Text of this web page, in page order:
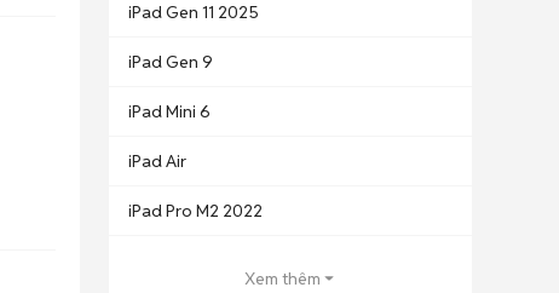
iPad Gen 11 2025
iPad Gen 9
iPad Mini 6
iPad Air
iPad Pro M2 2022
Xem thêm